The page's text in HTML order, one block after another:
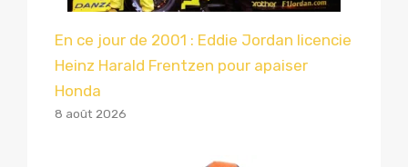
En ce jour de 2001 : Eddie Jordan licencie
Heinz Harald Frentzen pour apaiser
Honda
8 août 2026